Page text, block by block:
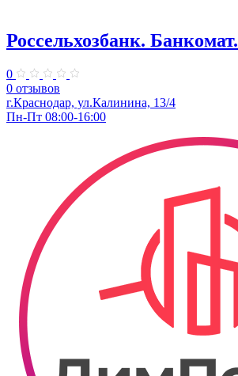
Россельхозбанк. Банкомат.
0
0 отзывов
г.Краснодар, ул.Калинина, 13/4
Пн-Пт 08:00-16:00